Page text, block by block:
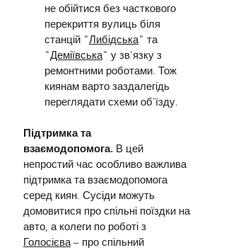
не обійтися без часткового
перекриття вулиць біля
станцій "Либідська" та
"Деміївська" у зв'язку з
ремонтними роботами. Тож
киянам варто заздалегідь
переглядати схеми об'їзду.
Підтримка та
взаємодопомога. В цей
непростий час особливо важлива
підтримка та взаємодопомога
серед киян. Сусіди можуть
домовитися про спільні поїздки на
авто, а колеги по роботі з
Голосієва – про спільний